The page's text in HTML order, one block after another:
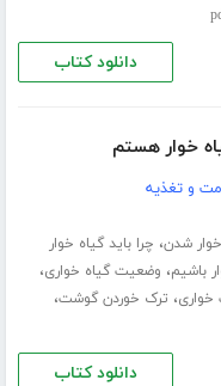
دانلود کتاب
و تغذیه
خوار شدن، چرا باید گیاه خوار
باشیم، وضعیت گیاه خواری،
، ترک خوردن گوشت،
دانلود کتاب